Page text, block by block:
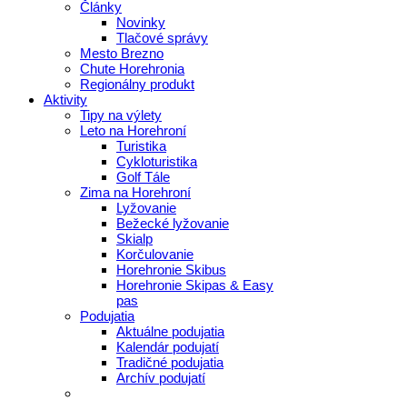
Články
Novinky
Tlačové správy
Mesto Brezno
Chute Horehronia
Regionálny produkt
Aktivity
Tipy na výlety
Leto na Horehroní
Turistika
Cykloturistika
Golf Tále
Zima na Horehroní
Lyžovanie
Bežecké lyžovanie
Skialp
Korčulovanie
Horehronie Skibus
Horehronie Skipas & Easy
pas
Podujatia
Aktuálne podujatia
Kalendár podujatí
Tradičné podujatia
Archív podujatí